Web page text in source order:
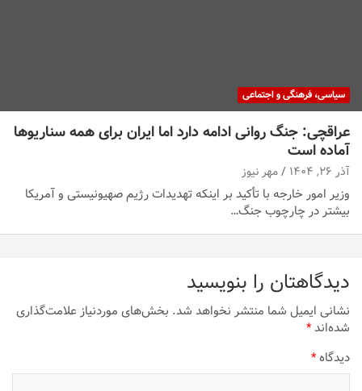
سیاسی، فرهنگی و اجتماعی
عراقچی: جنگ روانی ادامه دارد اما ایران برای همه سناریوها
آماده است
آذر ۲۶, ۱۴۰۴ مهر نیوز
وزیر امور خارجه با تأکید بر اینکه تهدیدات رژیم صهیونیستی و آمریکا
بیشتر در چارچوب جنگ…
دیدگاهتان را بنویسید
نشانی ایمیل شما منتشر نخواهد شد.بخش‌های موردنیاز علامت‌گذاری
شده‌اند*
دیدگاه*